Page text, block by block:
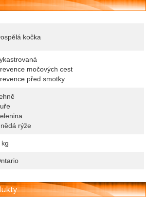
kočka
močových cest
před smotky
rýže
kg